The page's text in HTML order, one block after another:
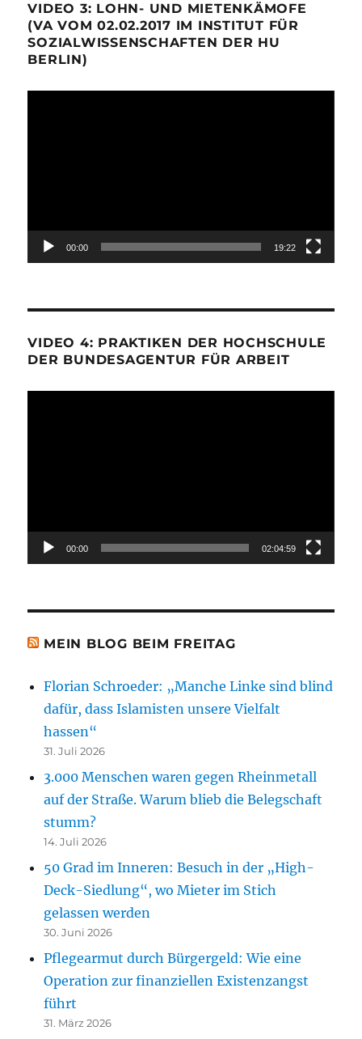
VIDEO 3: LOHN- UND MIETENKÄMOFE
(VA VOM 02.02.2017 IM INSTITUT FÜR
SOZIALWISSENSCHAFTEN DER HU
BERLIN)
00:00 19:22
VIDEO 4: PRAKTIKEN DER HOCHSCHULE
DER BUNDESAGENTUR FÜR ARBEIT
00:00 02:04:59
MEIN BLOG BEIM FREITAG
Florian Schroeder: „Manche Linke sind blind
dafür, dass Islamisten unsere Vielfalt
hassen“
31. Juli 2026
3.000 Menschen waren gegen Rheinmetall
auf der Straße. Warum blieb die Belegschaft
stumm?
14. Juli 2026
50 Grad im Inneren: Besuch in der „High-
Deck-Siedlung“, wo Mieter im Stich
gelassen werden
30. Juni 2026
Pflegearmut durch Bürgergeld: Wie eine
Operation zur finanziellen Existenzangst
führt
31. März 2026